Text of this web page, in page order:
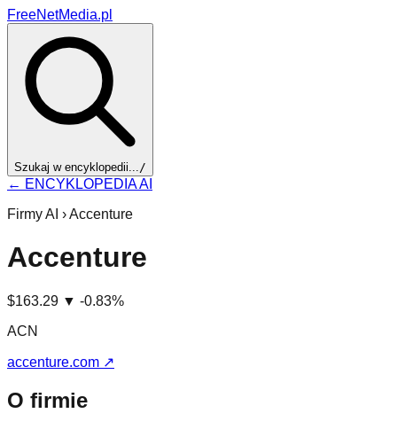
FreeNetMedia.pl
Szukaj w encyklopedii.../
← ENCYKLOPEDIA AI
Firmy AI ›Accenture
Accenture
$163.29 ▼ -0.83%
ACN
accenture.com ↗
O firmie